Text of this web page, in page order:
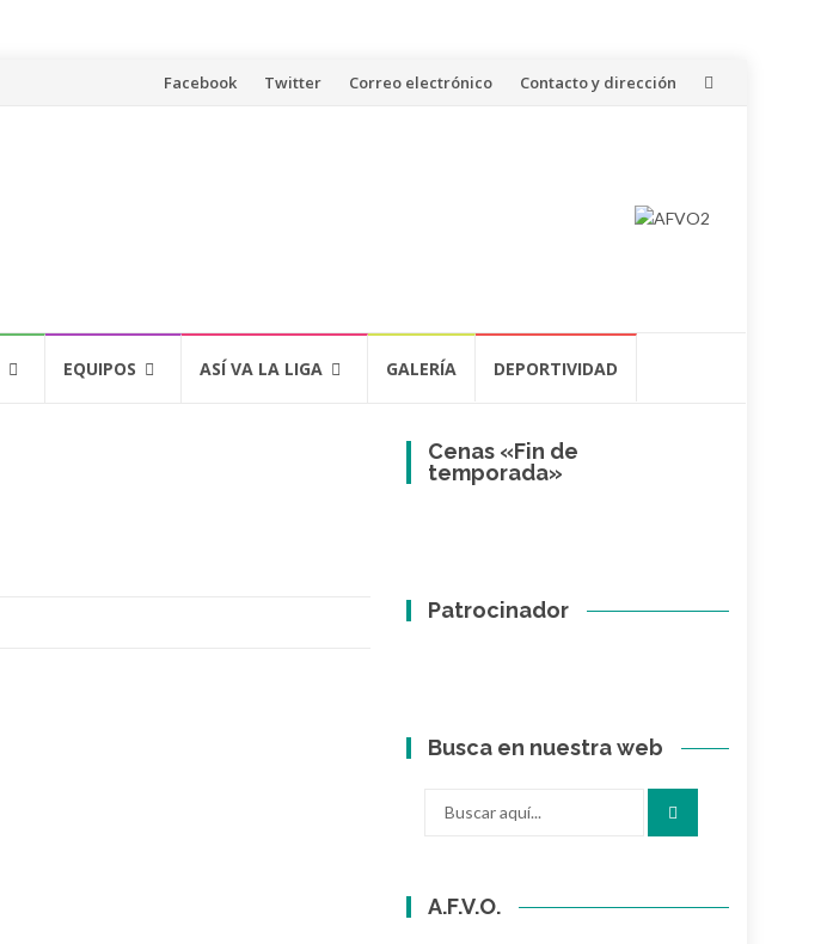
Saltar
Facebook Twitter Correo electrónico Contacto y dirección
EQUIPOS ASÍ VA LA LIGA GALERÍA DEPORTIVIDAD
Cenas «Fin de
temporada»
Patrocinador
Busca en nuestra web
A.F.V.O.